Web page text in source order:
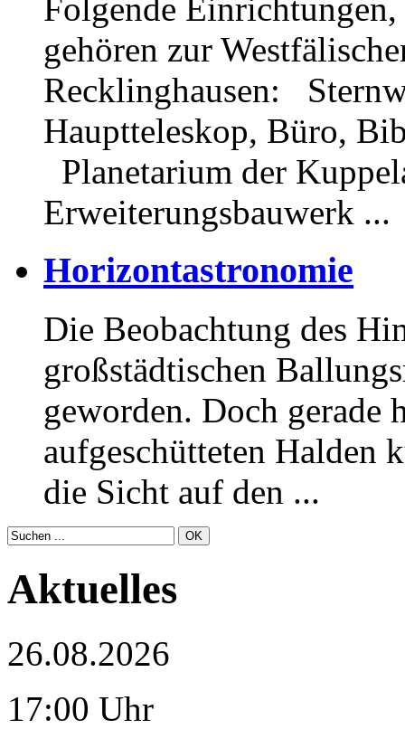
Folgende
gehören zur
Recklinghausen:
Hauptteleskop, Büro,
Planetarium der
Erweiterungsbauwerk ...
Horizontastronomie
Die Beobachtung des
großstädtischen
geworden. Doch gerade
aufgeschütteten Halden
die Sicht auf den ...
Aktuelles
26.08.2026
17:00 Uhr